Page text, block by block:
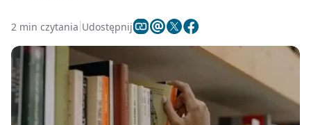
2 min czytania Udostępnij